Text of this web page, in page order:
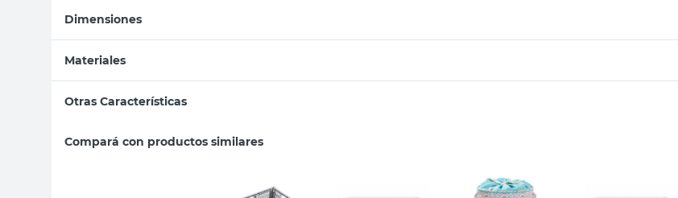
Dimensiones
Materiales
Otras Características
Compará con productos similares